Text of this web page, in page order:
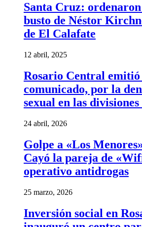
Santa Cruz:
busto de Néstor
de El Calafate
12 abril, 2025
Rosario Central emitió
comunicado, por la
sexual en las
24 abril, 2026
Golpe a «Los
Cayó la pareja de
operativo antidrogas
25 marzo, 2026
Inversión social en